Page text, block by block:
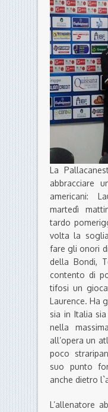
La
abbracciare
americani:
martedì
tardo
volta la
fare gli onori
della Bondi,
contento di
tifosi un
Laurence. Ha
sia in Italia
nella
all’opera un
poco
suo punto
anche dietro
L’allenatore